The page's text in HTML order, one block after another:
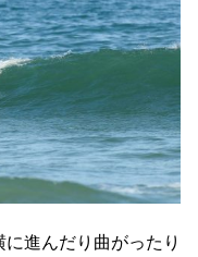
進んだり曲がったり